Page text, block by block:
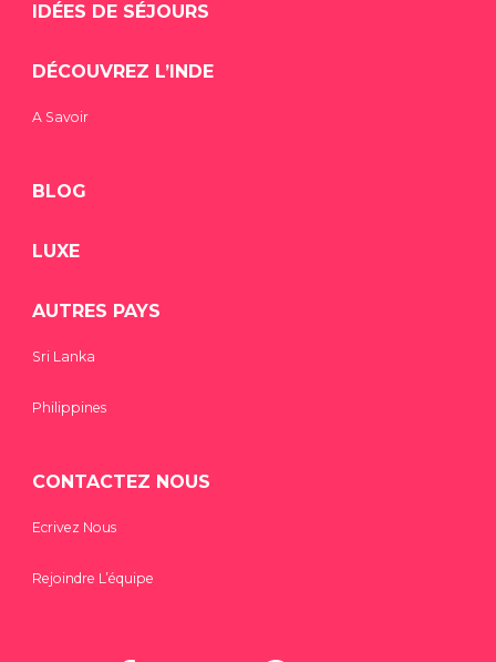
IDÉES DE SÉJOURS
DÉCOUVREZ L’INDE
A Savoir
BLOG
LUXE
AUTRES PAYS
Sri Lanka
Philippines
CONTACTEZ NOUS
Ecrivez Nous
Rejoindre L’équipe